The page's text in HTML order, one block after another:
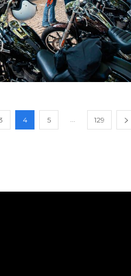
4 5 ... 129